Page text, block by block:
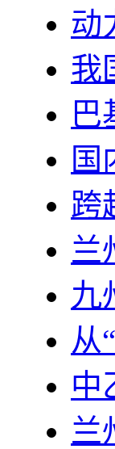
动
我
巴
国
跨
兰
九
从
中
兰